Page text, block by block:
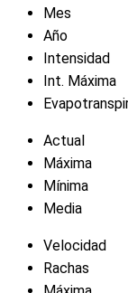
Mes
Año
Intensidad
Int. Máxima
Actual
Máxima
Mínima
Media
Velocidad
Rachas